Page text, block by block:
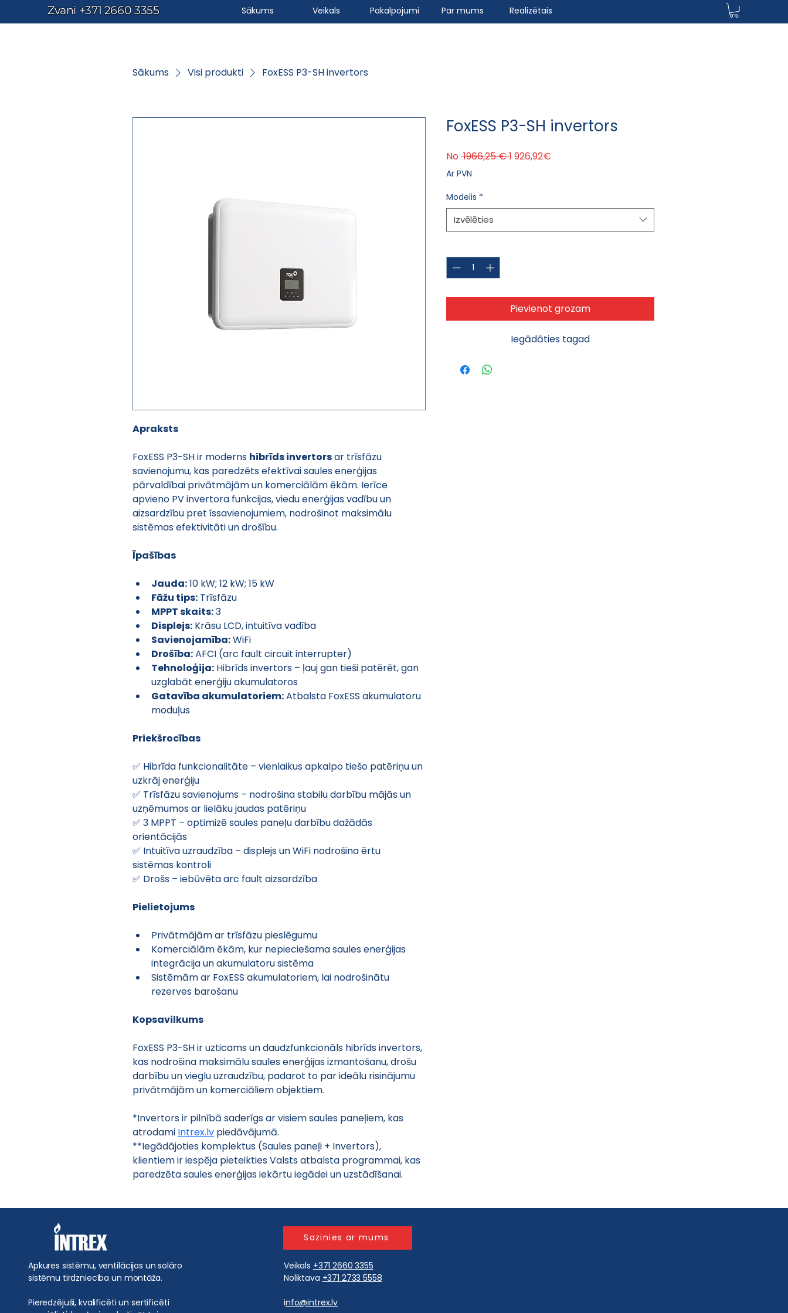
Zvani +371 2660 3355 Sākums Veikals Pakalpojumi Par mums Realizētais
Sākums Visi produkti FoxESS P3-SH invertors
Apraksts
FoxESS P3-SH ir moderns hibrīds invertors ar trīsfāzu
savienojumu, kas paredzēts efektīvai saules enerģijas
pārvaldībai privātmājām un komerciālām ēkām. Ierīce
apvieno PV invertora funkcijas, viedu enerģijas vadību un
aizsardzību pret īssavienojumiem, nodrošinot maksimālu
sistēmas efektivitāti un drošību.
Īpašības
Jauda: 10 kW; 12 kW; 15 kW
Fāžu tips: Trīsfāzu
MPPT skaits: 3
Displejs: Krāsu LCD, intuitīva vadība
Savienojamība: WiFi
Drošība: AFCI (arc fault circuit interrupter)
Tehnoloģija: Hibrīds invertors – ļauj gan tieši patērēt, gan
uzglabāt enerģiju akumulatoros
Gatavība akumulatoriem: Atbalsta FoxESS akumulatoru
moduļus
Priekšrocības
✅ Hibrīda funkcionalitāte – vienlaikus apkalpo tiešo patēriņu un
uzkrāj enerģiju
✅ Trīsfāzu savienojums – nodrošina stabilu darbību mājās un
uzņēmumos ar lielāku jaudas patēriņu
✅ 3 MPPT – optimizē saules paneļu darbību dažādās
orientācijās
✅ Intuitīva uzraudzība – displejs un WiFi nodrošina ērtu
sistēmas kontroli
✅ Drošs – iebūvēta arc fault aizsardzība
Pielietojums
Privātmājām ar trīsfāzu pieslēgumu
Komerciālām ēkām, kur nepieciešama saules enerģijas
integrācija un akumulatoru sistēma
Sistēmām ar FoxESS akumulatoriem, lai nodrošinātu
rezerves barošanu
Kopsavilkums
FoxESS P3-SH ir uzticams un daudzfunkcionāls hibrīds invertors,
kas nodrošina maksimālu saules enerģijas izmantošanu, drošu
darbību un vieglu uzraudzību, padarot to par ideālu risinājumu
privātmājām un komerciāliem objektiem.
*Invertors ir pilnībā saderīgs ar visiem saules paneļiem, kas
atrodami Intrex.lv piedāvājumā.
**Iegādājoties komplektus (Saules paneļi + Invertors),
klientiem ir iespēja pieteikties Valsts atbalsta programmai, kas
paredzēta saules enerģijas iekārtu iegādei un uzstādīšanai.
FoxESS P3-SH invertors
No 1966,25 € Parastā cena
1 926,92€
Ar PVN
Modelis *
Izvēlēties
Pievienot grozam
Iegādāties tagad
Apkures sistēmu, ventilācijas un solāro
sistēmu tirdzniecība un montāža.
Pieredzējuši, kvalificēti un sertificēti
Sazinies ar mums
Veikals +371 2660 3355
Noliktava +371 2733 5558
info@intrex.lv